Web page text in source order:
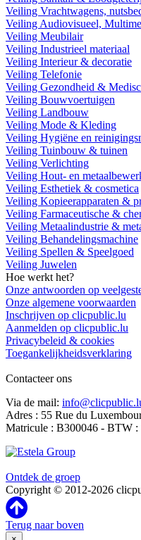
Veiling Vrachtwagens,
Veiling Audiovisueel,
Veiling Meubilair
Veiling Industrieel materiaal
Veiling Interieur & decoratie
Veiling Telefonie
Veiling Gezondheid &
Veiling Bouwvoertuigen
Veiling Landbouw
Veiling Mode & Kleding
Veiling Hygiëne en
Veiling Tuinbouw & tuinen
Veiling Verlichting
Veiling Hout- en
Veiling Esthetiek & cosmetica
Veiling Kopieerapparaten &
Veiling Farmaceutische &
Veiling Metaalindustrie &
Veiling Behandelingsmachine
Veiling Spellen & Speelgoed
Veiling Juwelen
Hoe werkt het?
Onze antwoorden op
Onze algemene voorwaarden
Inschrijven op clicpublic.lu
Aanmelden op clicpublic.lu
Privacybeleid & cookies
Toegankelijkheidsverklaring
Contacteer ons
Via de mail:
Adres : 55 Rue du
Matricule : B300046 - BTW
Ontdek de groep
Copyright © 2012-2026
Terug naar boven